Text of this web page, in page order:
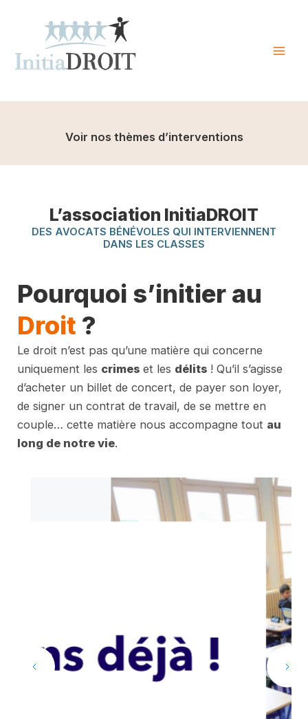
Voir nos thèmes d’interventions
L’association InitiaDROIT
DES AVOCATS BÉNÉVOLES QUI INTERVIENNENT
DANS LES CLASSES
Pourquoi s’initier au
Droit ?
Le droit n’est pas qu’une matière qui concerne
uniquement les crimes et les délits ! Qu’il s’agisse
d’acheter un billet de concert, de payer son loyer,
de signer un contrat de travail, de se mettre en
couple… cette matière nous accompagne tout au
long de notre vie.